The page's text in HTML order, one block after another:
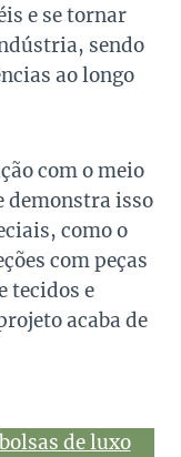
e se tornar
sendo
ao longo
com o meio
demonstra isso
como o
com peças
tecidos e
acaba de
de luxo